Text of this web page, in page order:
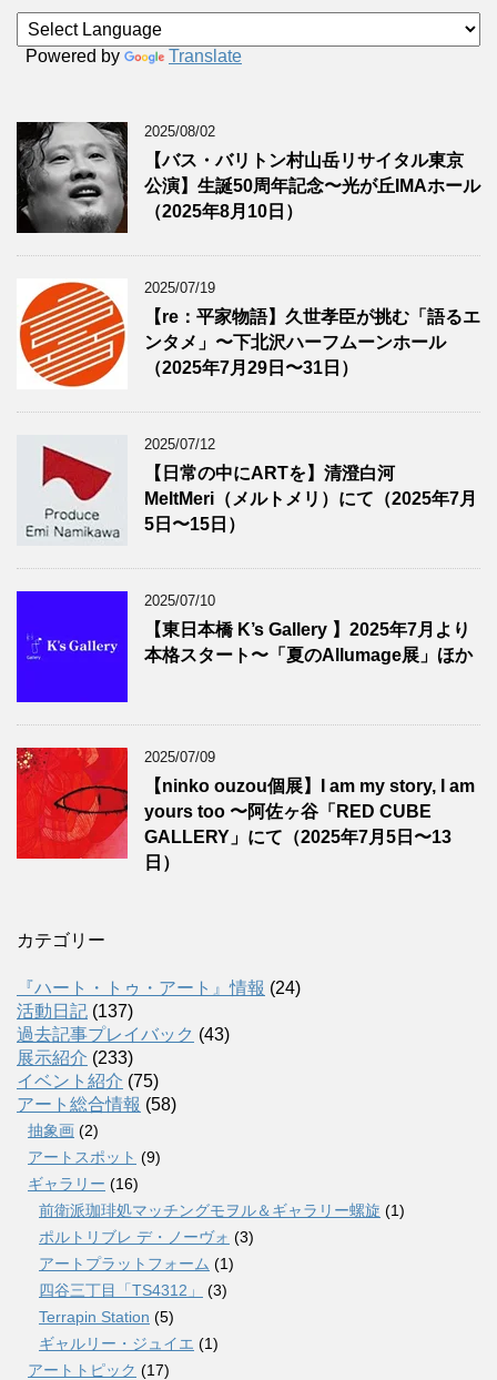
Powered by Translate
2025/08/02
【バス・バリトン村山岳リサイタル東京
公演】生誕50周年記念〜光が丘IMAホール
（2025年8月10日）
2025/07/19
【re：平家物語】久世孝臣が挑む「語るエ
ンタメ」〜下北沢ハーフムーンホール
（2025年7月29日〜31日）
2025/07/12
【日常の中にARTを】清澄白河
MeltMeri（メルトメリ）にて（2025年7月
5日〜15日）
2025/07/10
【東日本橋 K’s Gallery 】2025年7月より
本格スタート〜「夏のAllumage展」ほか
2025/07/09
【ninko ouzou個展】I am my story, I am
yours too 〜阿佐ヶ谷「RED CUBE
GALLERY」にて（2025年7月5日〜13
日）
カテゴリー
『ハート・トゥ・アート』情報 (24)
活動日記 (137)
過去記事プレイバック (43)
展示紹介 (233)
イベント紹介 (75)
アート総合情報 (58)
抽象画 (2)
アートスポット (9)
ギャラリー (16)
前衛派珈琲処マッチングモヲル＆ギャラリー螺旋 (1)
ポルトリブレ デ・ノーヴォ (3)
アートプラットフォーム (1)
四谷三丁目「TS4312」
(3)
Terrapin Station (5)
ギャルリー・ジュイエ (1)
アートトピック (17)